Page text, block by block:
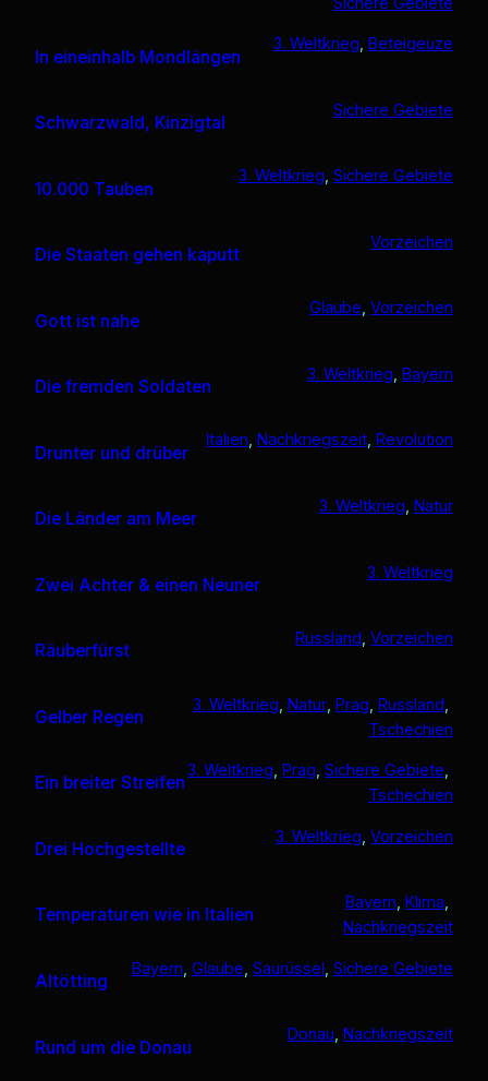
In eineinhalb Mondlängen
3. Weltkrieg Beteigeuze
Schwarzwald, Kinzigtal
Sichere Gebiete
10.000 Tauben
3. Weltkrieg Sichere Gebiete
Die Staaten gehen kaputt
Vorzeichen
Gott ist nahe
Glaube, Vorzeichen
Die fremden Soldaten
3. Weltkrieg Bayern
Drunter und drüber
Italien, Nachkriegszeit, Revolution
Die Länder am Meer
3. Weltkrieg Natur
Zwei Achter & einen Neuner
3. Weltkrieg
Räuberfürst
Russland Vorzeichen
Gelber Regen
3. Weltkrieg Natur Prag Russland
Tschechien
Ein breiter Streifen
3. Weltkrieg Prag Sichere Gebiete
Tschechien
Drei Hochgestellte
3. Weltkrieg Vorzeichen
Temperaturen wie in Italien
Bayern Klima
Nachkriegszeit
Altötting
Bayern Glaube Saurüssel Sichere Gebiete
Rund um die Donau
Donau Nachkriegszeit